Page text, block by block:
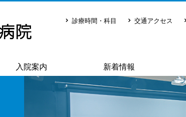
診療時間・科目 交通アクセス
入院案内 新着情報